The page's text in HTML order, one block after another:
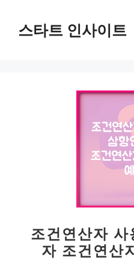
스타트 인사이트
조건연산자
자 조건연산